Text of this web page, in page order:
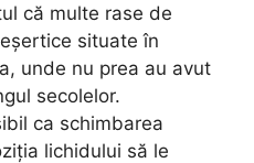
că multe rase de
situate în
unde nu prea au avut
secolelor.
ca schimbarea
lichidului să le